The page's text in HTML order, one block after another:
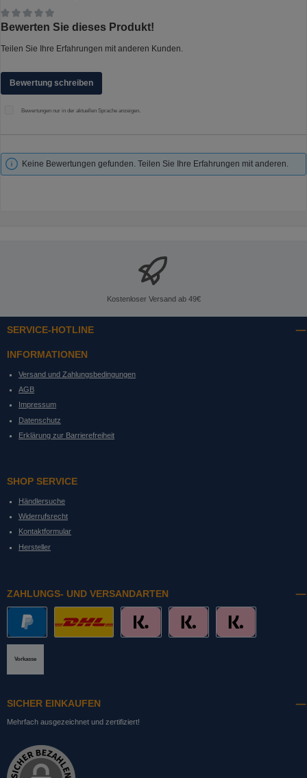
Durchschnittliche Bewertung von 0 von 5 Sternen
Bewerten Sie dieses Produkt!
Teilen Sie Ihre Erfahrungen mit anderen Kunden.
Bewertung schreiben
Bewertungen nur in der aktuellen Sprache anzeigen.
Keine Bewertungen gefunden. Teilen Sie Ihre Erfahrungen mit anderen.
Kostenloser Versand ab 49€
SERVICE-HOTLINE
INFORMATIONEN
Versand und Zahlungsbedingungen
AGB
Impressum
Datenschutz
Erklärung zur Barrierefreiheit
SHOP SERVICE
Händlersuche
Widerrufsrecht
Kontaktformular
Hersteller
ZAHLUNGS- UND VERSANDARTEN
Vorkasse
SICHER EINKAUFEN
Mehrfach ausgezeichnet und zertifiziert!